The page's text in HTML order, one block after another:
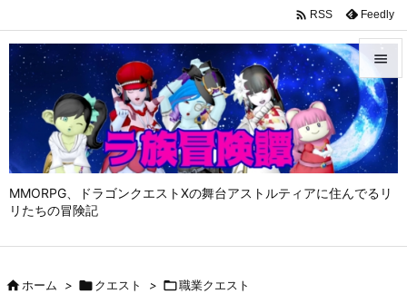
MMORPG、ドラゴンクエストⅩの舞台アストルティアに住んでるリ
リたちの冒険記


メニュ

サイド

 RSS Feedly
ホーム > クエスト > 職業クエスト